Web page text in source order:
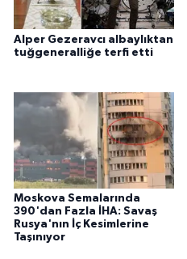
Alper Gezeravcı albaylıktan
tuğgeneralliğe terfi etti
Moskova Semalarında
390'dan Fazla İHA: Savaş
Rusya'nın İç Kesimlerine
Taşınıyor